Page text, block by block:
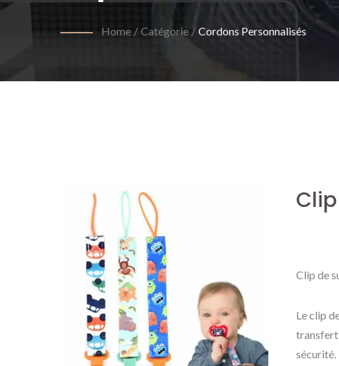
Home / Catégorie / Cordons Personnalisés
Clip de
Le clip
transfert
sécurité.